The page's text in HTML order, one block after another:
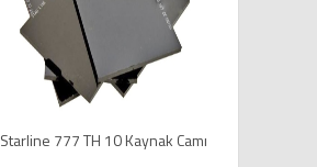
Starline 777 TH 10 Kaynak Camı